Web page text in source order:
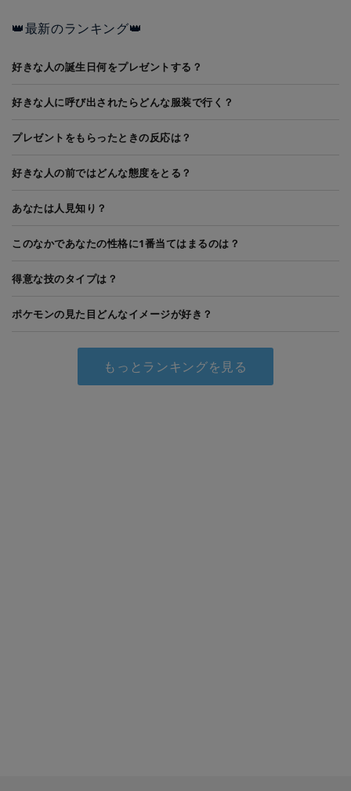
👑最新のランキング👑
好きな人の誕生日何をプレゼントする？
好きな人に呼び出されたらどんな服装で行く？
プレゼントをもらったときの反応は？
好きな人の前ではどんな態度をとる？
あなたは人見知り？
このなかであなたの性格に1番当てはまるのは？
得意な技のタイプは？
ポケモンの見た目どんなイメージが好き？
もっとランキングを見る